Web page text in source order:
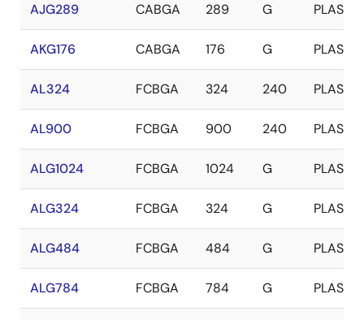
AJG289 CABGA 289 G PLASTIC
AKG176 CABGA 176 G PLASTIC
AL324 FCBGA 324 240 PLASTIC
AL900 FCBGA 900 240 PLASTIC
ALG1024 FCBGA 1024 G PLASTIC
ALG324 FCBGA 324 G PLASTIC
ALG484 FCBGA 484 G PLASTIC
ALG784 FCBGA 784 G PLASTIC